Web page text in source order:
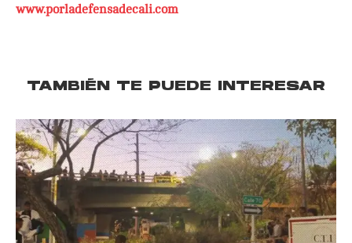
www.porladefensadecali.com
TAMBIÉN TE PUEDE INTERESAR